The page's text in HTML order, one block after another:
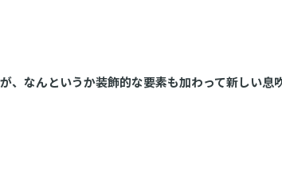
、なんというか装飾的な要素も加わって新しい息